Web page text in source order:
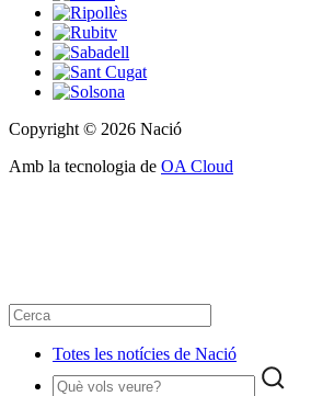
Copyright © 2026 Nació
Amb la tecnologia de OA Cloud
Totes les notícies de Nació